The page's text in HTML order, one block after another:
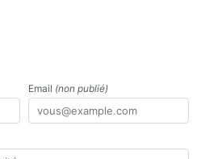
Email (non publié)